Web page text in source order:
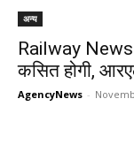
अन्य
Railway News
कसित होगी,
AgencyNews -